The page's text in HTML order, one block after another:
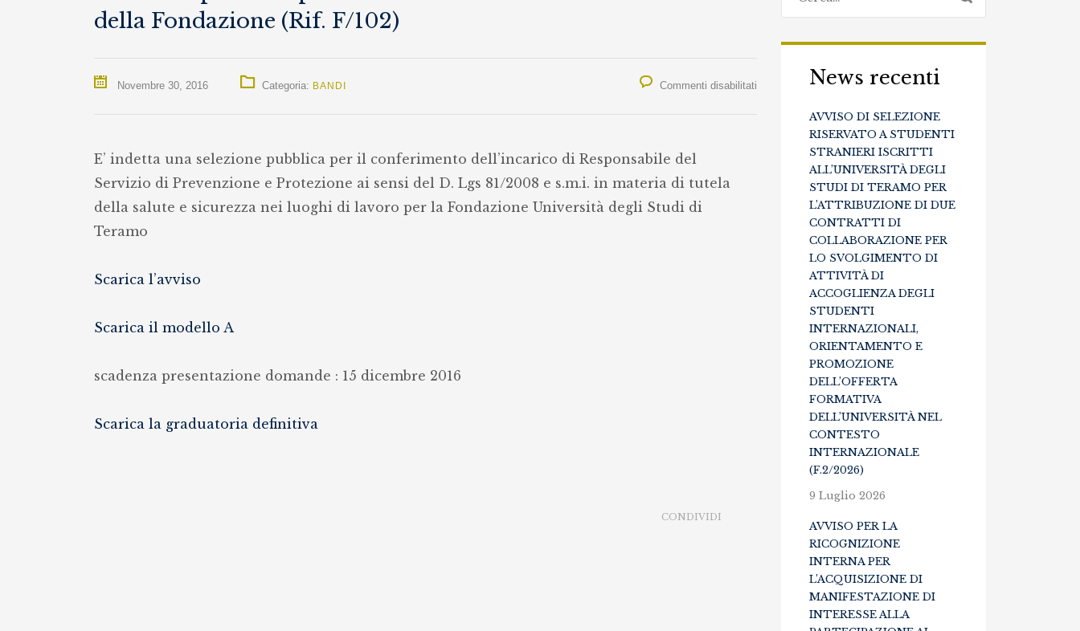
della Fondazione (Rif. F/102)
Novembre 30, 2016 Categoria: BANDI Commenti disabilitati
conferimento
dell’incarico
Fondazione
E’ indetta una selezione pubblica per il conferimento dell’incarico di Responsabile del
Servizio di Prevenzione e Protezione ai sensi del D. Lgs 81/2008 e s.m.i. in materia di tutela
della salute e sicurezza nei luoghi di lavoro per la Fondazione Università degli Studi di
Teramo
Scarica l’avviso
Scarica il modello A
scadenza presentazione domande : 15 dicembre 2016
Scarica la graduatoria definitiva
CONDIVIDI
News recenti
AVVISO DI SELEZIONE
RISERVATO A STUDENTI
STRANIERI ISCRITTI
ALL’UNIVERSITÀ DEGLI
STUDI DI TERAMO PER
L’ATTRIBUZIONE DI DUE
CONTRATTI DI
COLLABORAZIONE PER
LO SVOLGIMENTO DI
ATTIVITÀ DI
ACCOGLIENZA DEGLI
STUDENTI
INTERNAZIONALI,
ORIENTAMENTO E
PROMOZIONE
DELL’OFFERTA
FORMATIVA
DELL’UNIVERSITÀ NEL
CONTESTO
INTERNAZIONALE
(F.2/2026)
9 Luglio 2026
AVVISO PER LA
RICOGNIZIONE
INTERNA PER
L’ACQUISIZIONE DI
MANIFESTAZIONE DI
INTERESSE ALLA